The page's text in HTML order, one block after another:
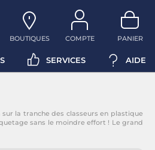
BOUTIQUES COMPTE PANIER
SERVICES AIDE
la tranche des classeurs en plastique
sans le moindre effort ! Le grand